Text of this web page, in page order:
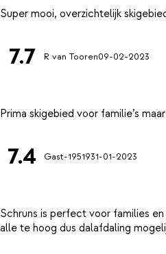
7.7 R van Tooren09-02-2023
7.4 Gast-1951931-01-2023
Schruns is perfect voor families